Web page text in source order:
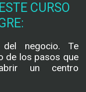
CURSO
negocio. Te
de los pasos que
un centro